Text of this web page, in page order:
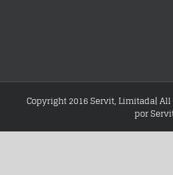
Copyright 2016 Servit, Limitada|
por